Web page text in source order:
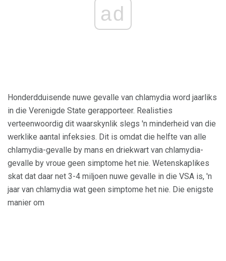
ad
Honderdduisende nuwe gevalle van chlamydia word jaarliks
​​in die Verenigde State gerapporteer. Realisties
verteenwoordig dit waarskynlik slegs 'n minderheid van die
werklike aantal infeksies. Dit is omdat die helfte van alle
chlamydia-gevalle by mans en driekwart van chlamydia-
gevalle by vroue geen simptome het nie. Wetenskaplikes
skat dat daar net 3-4 miljoen nuwe gevalle in die VSA is, 'n
jaar van chlamydia wat geen simptome het nie. Die enigste
manier om